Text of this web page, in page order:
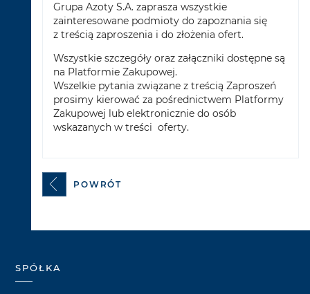
Grupa Azoty S.A. zaprasza wszystkie
zainteresowane podmioty do zapoznania się
z treścią zaproszenia i do złożenia ofert.
Wszystkie szczegóły oraz załączniki dostępne są
na Platformie Zakupowej.
Wszelkie pytania związane z treścią Zaproszeń
prosimy kierować za pośrednictwem Platformy
Zakupowej lub elektronicznie do osób
wskazanych w treści oferty.
POWRÓT
SPÓŁKA